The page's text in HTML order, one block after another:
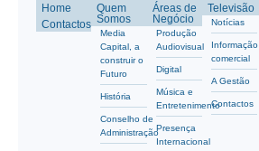
Home
Contactos
Quem
Somos
Media
Capital, a
construir o
Futuro
História
Conselho de
Administração
Áreas de
Negócio
Produção
Audiovisual
Digital
Música e
Entretenimento
Presença
Internacional
Televisão
Notícias
Informação
comercial
A Gestão
Contactos